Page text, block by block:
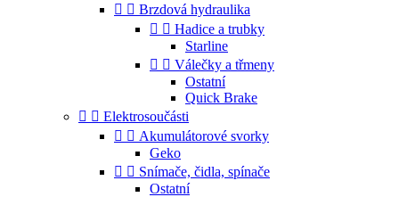
  Brzdová hydraulika
  Hadice a trubky
Starline
  Válečky a třmeny
Ostatní
Quick Brake
  Elektrosoučásti
  Akumulátorové svorky
Geko
  Snímače, čidla, spínače
Ostatní